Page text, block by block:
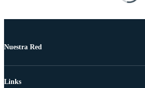
Nuestra Red
Links